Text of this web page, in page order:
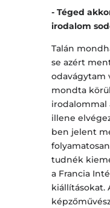
- Téged
irodalom
Talán
se azért
odavágytam
mondta
irodalommal
illene
ben jelent
tudnék
a Francia
kiállításokat.